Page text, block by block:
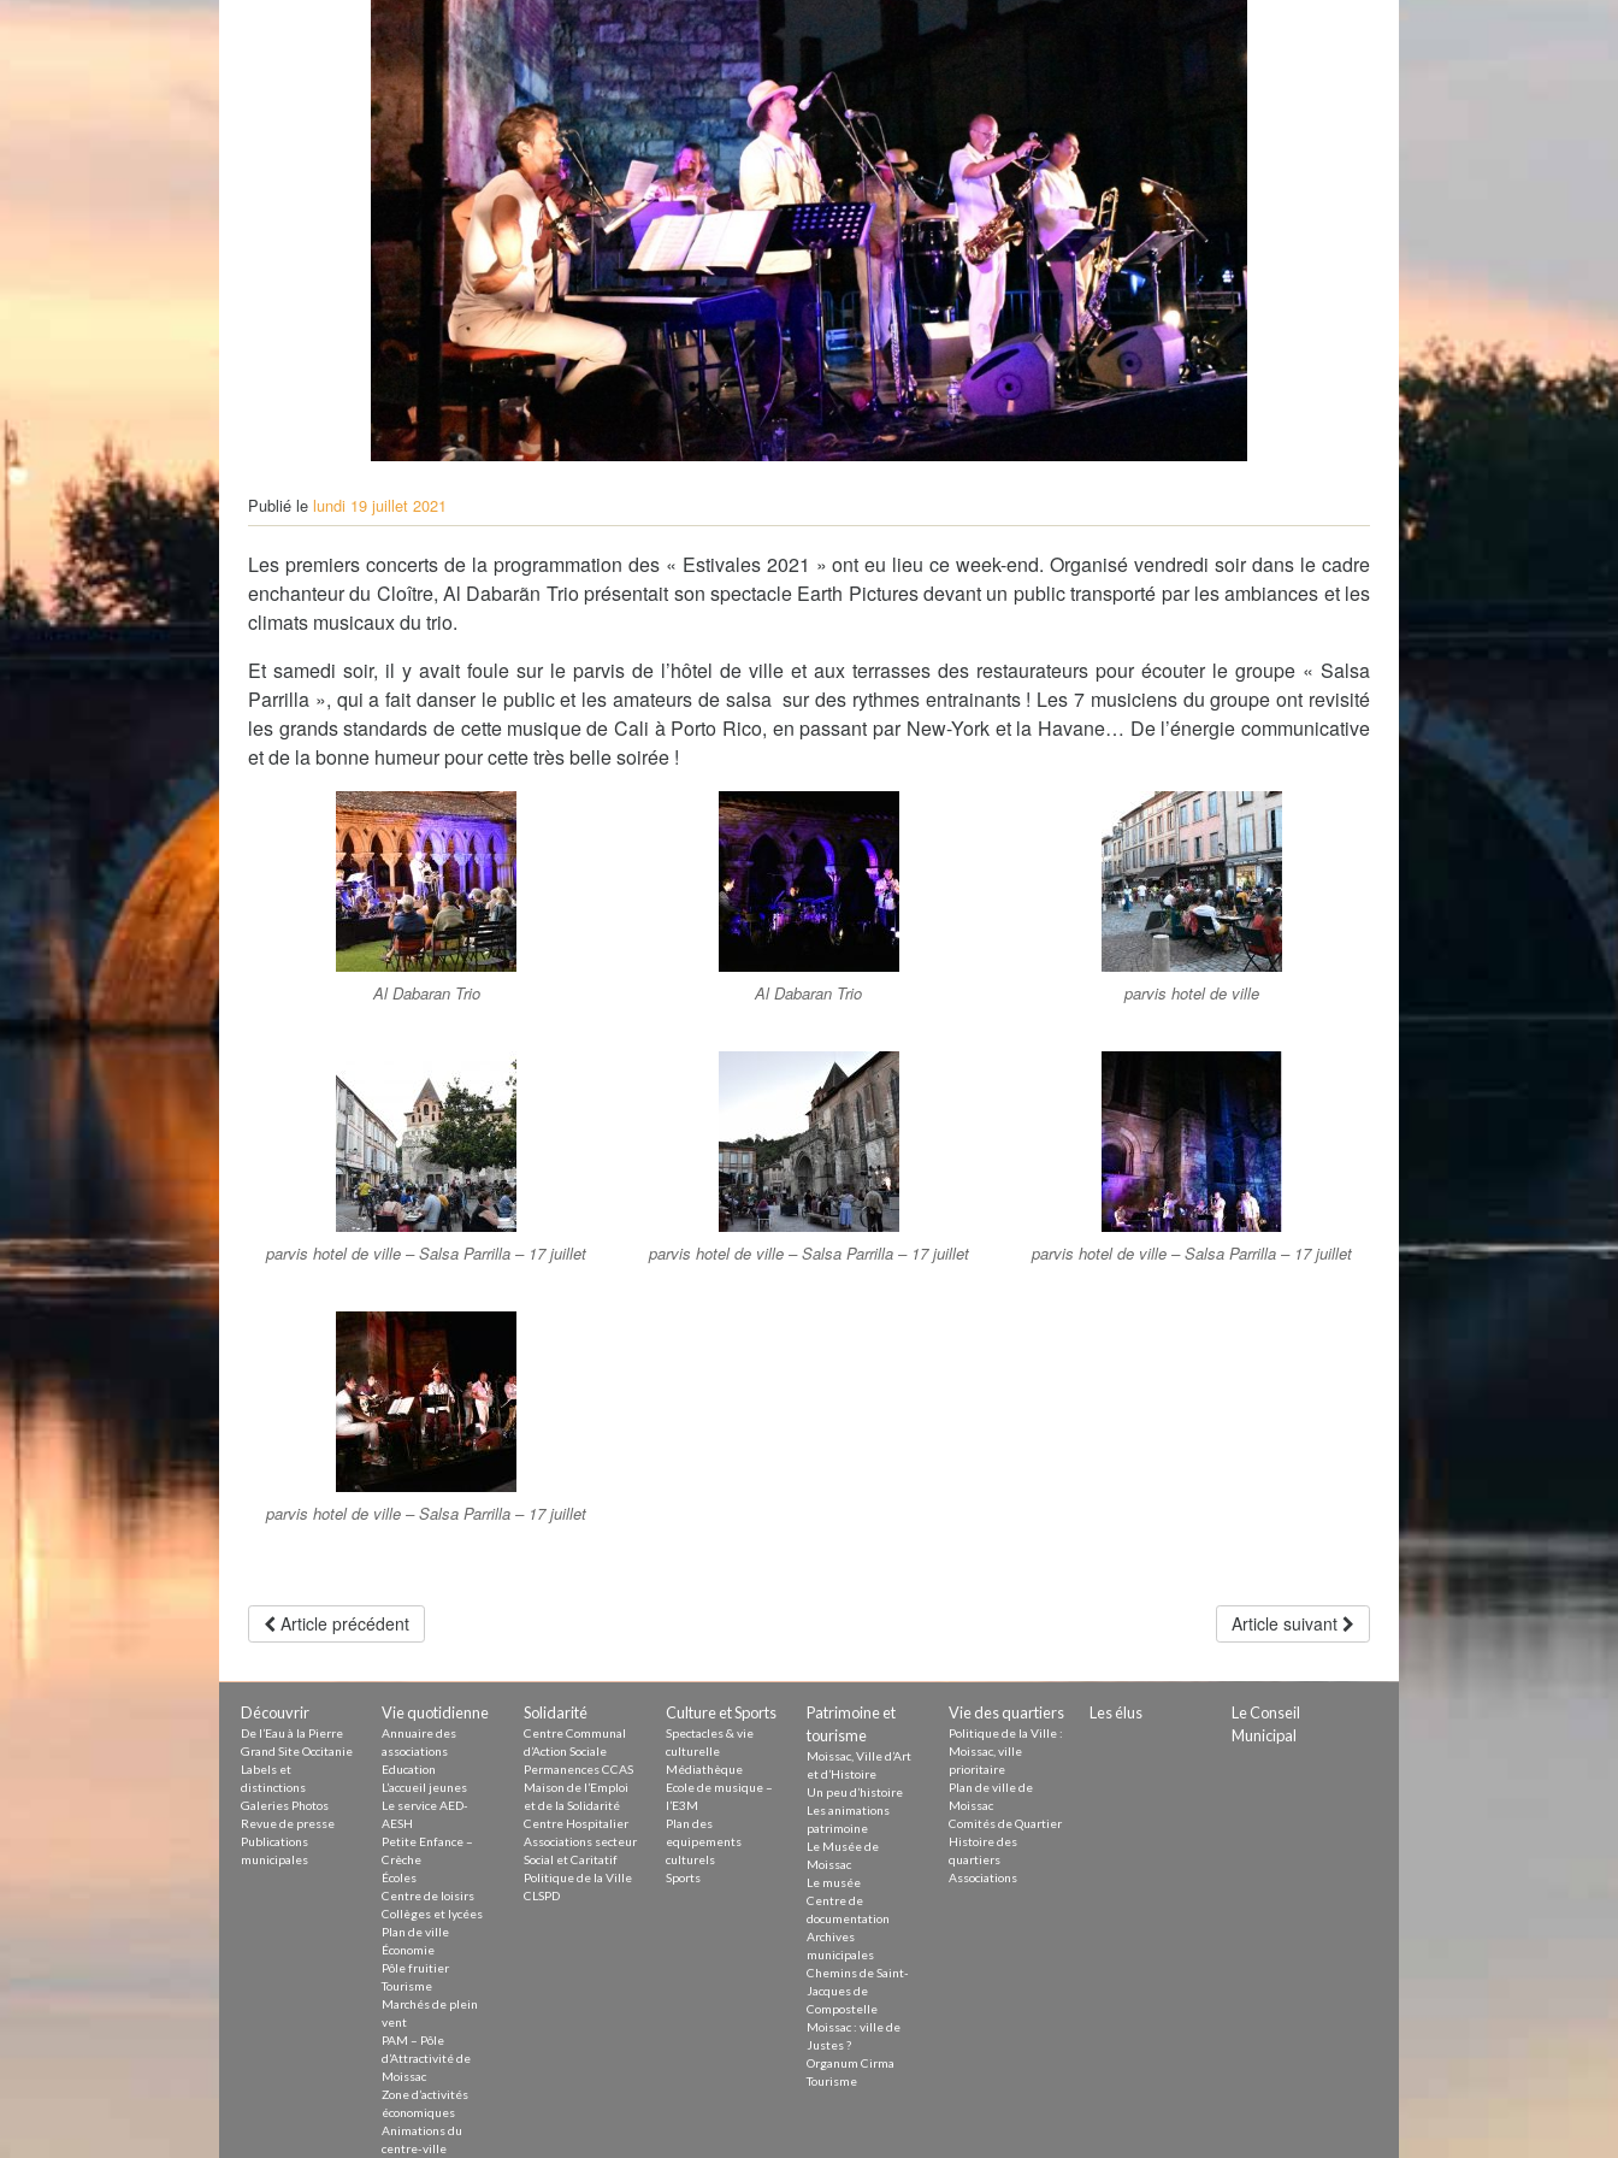
Petite Enfance – Crèche
Écoles
Centre de loisirs
Collèges et lycées
Le service AED-AESH
Pôle fruitier
Tourisme
Marchés de plein vent
PAM – Pôle d’Attractivité de Moissac
Zones d’activités économiques
Animations du centre-ville
Annuaire des commerces
Démarchage
Urbanisme
Environnement développement durable
Déchets
Eau
Prévention des risques
Crues
Publié le lundi 19 juillet 2021
Les premiers concerts de la programmation des « Estivales 2021 » ont eu lieu ce week-end. Organisé vendredi soir dans le cadre
enchanteur du Cloître, Al Dabarãn Trio présentait son spectacle Earth Pictures devant un public transporté par les ambiances et les
climats musicaux du trio.
Et samedi soir, il y avait foule sur le parvis de l’hôtel de ville et aux terrasses des restaurateurs pour écouter le groupe « Salsa
Parrilla », qui a fait danser le public et les amateurs de salsa sur des rythmes entrainants ! Les 7 musiciens du groupe ont revisité
les grands standards de cette musique de Cali à Porto Rico, en passant par New-York et la Havane… De l’énergie communicative
et de la bonne humeur pour cette très belle soirée !
Al Dabaran Trio Al Dabaran Trio parvis hotel de ville
parvis hotel de ville – Salsa Parrilla – 17 juillet parvis hotel de ville – Salsa Parrilla – 17 juillet parvis hotel de ville – Salsa Parrilla – 17 juillet
parvis hotel de ville – Salsa Parrilla – 17 juillet
Article précédent Article suivant
Découvrir
De l’Eau à la Pierre
Grand Site Occitanie
Labels et
distinctions
Galeries Photos
Revue de presse
Publications
municipales
Vie quotidienne
Annuaire des
associations
Education
L’accueil jeunes
Le service AED-
AESH
Petite Enfance –
Crèche
Écoles
Centre de loisirs
Collèges et lycées
Plan de ville
Économie
Pôle fruitier
Tourisme
Marchés de plein
vent
PAM – Pôle
d’Attractivité de
Moissac
Zone d’activités
économiques
Animations du
centre-ville
Solidarité
Centre Communal
d’Action Sociale
Permanences CCAS
Maison de l’Emploi
et de la Solidarité
Centre Hospitalier
Associations secteur
Social et Caritatif
Politique de la Ville
CLSPD
Culture et Sports
Spectacles & vie
culturelle
Médiathèque
Ecole de musique –
l’E3M
Plan des
equipements
culturels
Sports
Patrimoine et
tourisme
Moissac, Ville d’Art
et d’Histoire
Un peu d’histoire
Les animations
patrimoine
Le Musée de
Moissac
Le musée
Centre de
documentation
Archives
municipales
Chemins de Saint-
Jacques de
Compostelle
Moissac : ville de
Justes ?
Organum Cirma
Tourisme
Vie des quartiers
Politique de la Ville :
Moissac, ville
prioritaire
Plan de ville de
Moissac
Comités de Quartier
Histoire des
quartiers
Associations
Les élus
Le Conseil
Municipal